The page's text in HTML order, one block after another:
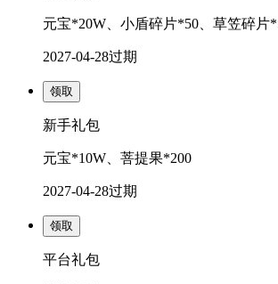
元宝*20W、小盾碎片*50、草笠碎片
2027-04-28过期
领取
新手礼包
元宝*10W、菩提果*200
2027-04-28过期
领取
平台礼包